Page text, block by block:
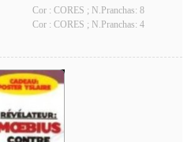
Cor : CORES ; N.Pranchas: 8
Cor : CORES ; N.Pranchas: 4